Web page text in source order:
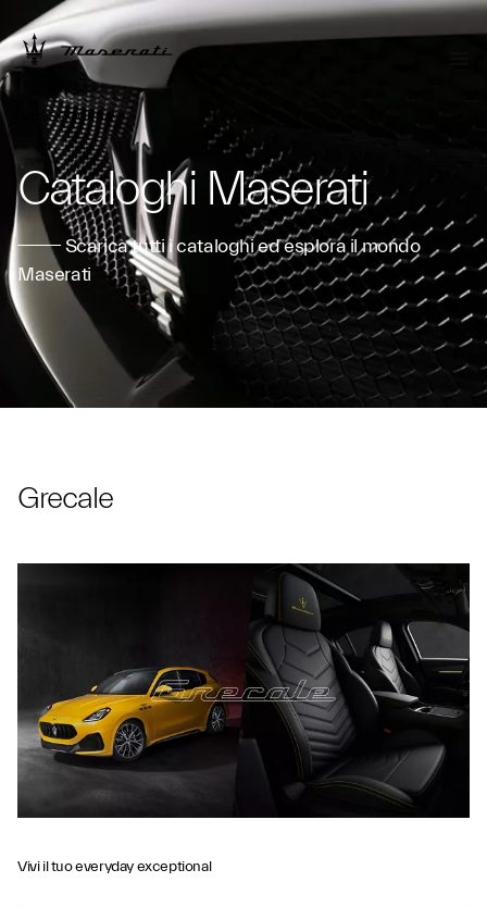
ROSSOCORSA
Cataloghi Maserati
Scarica tutti i cataloghi ed esplora il mondo
Maserati
Grecale
Vivi il tuo everyday exceptional